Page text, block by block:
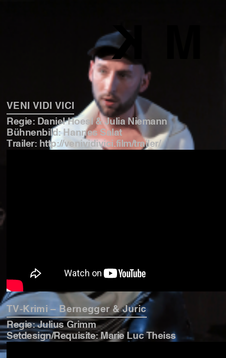
MK
VENI VIDI VICI
Regie: Daniel Hoesl & Julia Niemann
Bühnenbild: Hannes Salat
Trailer: http://venividivici.film/trailer/
TV-Krimi – Bernegger & Juric
Regie: Julius Grimm
Setdesign/Requisite: Marie Luc Theiss